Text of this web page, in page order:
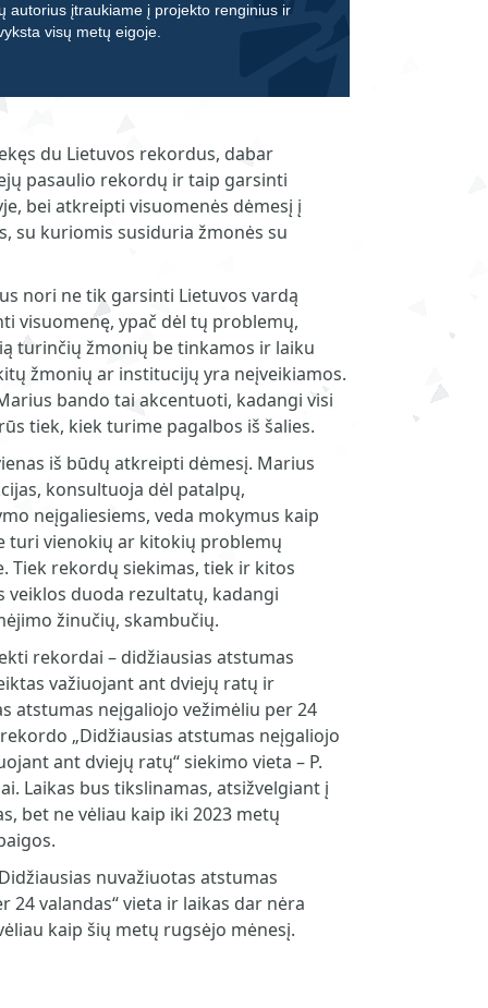
autorius įtraukiame į projekto renginius ir
visų metų eigoje.
du Lietuvos rekordus, dabar
pasaulio rekordų ir taip garsinti
bei atkreipti visuomenės dėmesį į
su kuriomis susiduria žmonės su
nori ne tik garsinti Lietuvos vardą
visuomenę, ypač dėl tų problemų,
turinčių žmonių be tinkamos ir laiku
žmonių ar institucijų yra neįveikiamos.
bando tai akcentuoti, kadangi visi
tiek, kiek turime pagalbos iš šalies.
iš būdų atkreipti dėmesį. Marius
konsultuoja dėl patalpų,
neįgaliesiems, veda mokymus kaip
turi vienokių ar kitokių problemų
Tiek rekordų siekimas, tiek ir kitos
veiklos duoda rezultatų, kadangi
žinučių, skambučių.
rekordai – didžiausias atstumas
važiuojant ant dviejų ratų ir
atstumas neįgaliojo vežimėliu per 24
„Didžiausias atstumas neįgaliojo
ant dviejų ratų“ siekimo vieta – P.
Laikas bus tikslinamas, atsižvelgiant į
bet ne vėliau kaip iki 2023 metų
nuvažiuotas atstumas
24 valandas“ vieta ir laikas dar nėra
kaip šių metų rugsėjo mėnesį.